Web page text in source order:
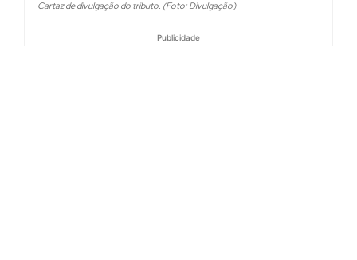
Cartaz de divulgação do tributo. (Foto: Divulgação)
Publicidade